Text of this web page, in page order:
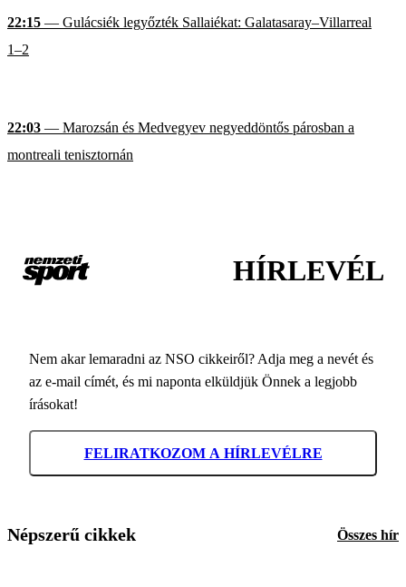
22:15 — Gulácsiék legyőzték Sallaiékat: Galatasaray–Villarreal
1–2
22:03 — Marozsán és Medvegyev negyeddöntős párosban a
montreali tenisztornán
HÍRLEVÉL
Nem akar lemaradni az NSO cikkeiről? Adja meg a nevét és
az e-mail címét, és mi naponta elküldjük Önnek a legjobb
írásokat!
FELIRATKOZOM A HÍRLEVÉLRE
Népszerű cikkek Összes hír